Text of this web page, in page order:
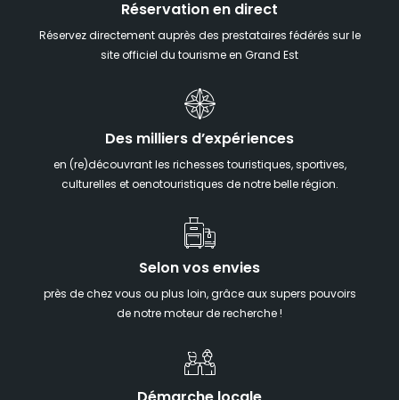
Réservation en direct
Réservez directement auprès des prestataires fédérés sur le
site officiel du tourisme en Grand Est
Des milliers d’expériences
en (re)découvrant les richesses touristiques, sportives,
culturelles et oenotouristiques de notre belle région.
Selon vos envies
près de chez vous ou plus loin, grâce aux supers pouvoirs
de notre moteur de recherche !